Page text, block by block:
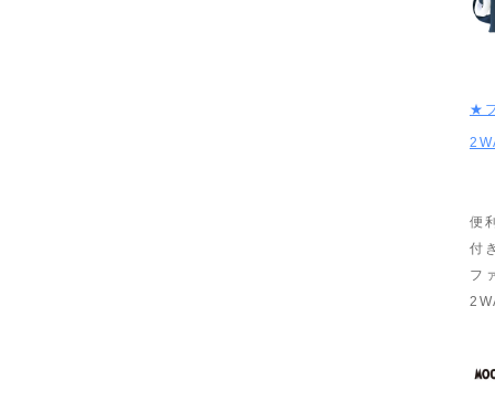
★
便
付
フ